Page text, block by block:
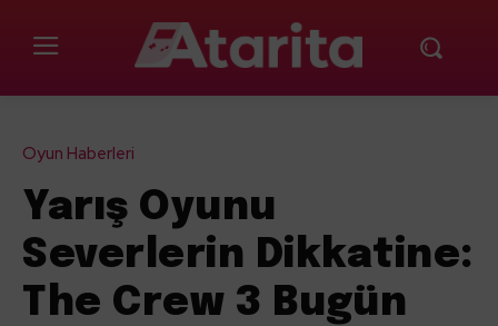
Oyun Haberleri
Yarış Oyunu
Severlerin Dikkatine:
The Crew 3 Bugün